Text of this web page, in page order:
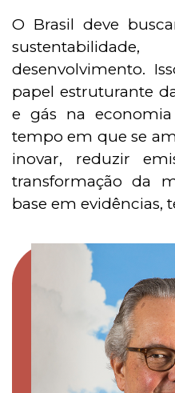
O Brasil deve
desenvolvimento.
papel estruturante
e gás na
tempo em que se
inovar, reduzir
transformação da
base em evidências,